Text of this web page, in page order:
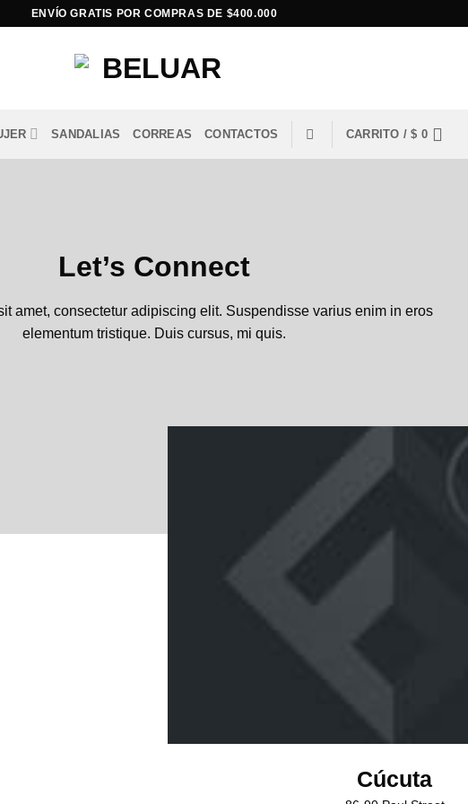
ENVÍO GRATIS POR COMPRAS DE $400.000
SANDALIAS CORREAS CONTACTOS CARRITO /$ 0
Let’s Connect
amet, consectetur adipiscing elit. Suspendisse varius enim in eros
elementum tristique. Duis cursus, mi quis.
Cúcuta